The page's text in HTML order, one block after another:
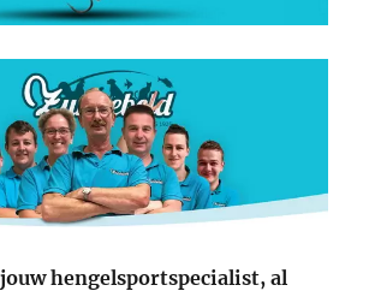
hengelsportspecialist, al